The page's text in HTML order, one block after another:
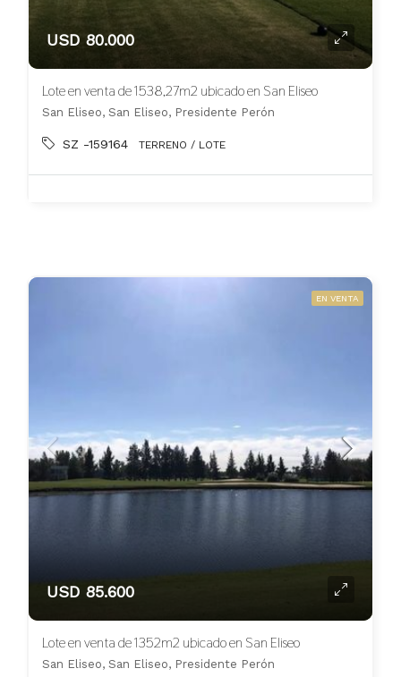
USD 80.000
Lote en venta de 1538,27m2 ubicado en San Eliseo
San Eliseo, San Eliseo, Presidente Perón
SZ -159164 TERRENO / LOTE
EN VENTA
USD 85.600
Lote en venta de 1352m2 ubicado en San Eliseo
San Eliseo, San Eliseo, Presidente Perón